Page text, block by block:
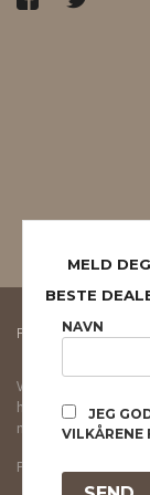
FRAKT
Vår nettbutikk bruker
hovedsaklig til å
normalt om du
Powered by
MELD
BESTE
NAVN
JEG
VILKÅRENE